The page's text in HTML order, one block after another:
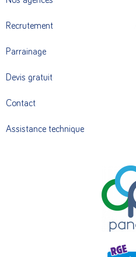
Recrutement
Parrainage
Devis gratuit
Contact
Assistance technique